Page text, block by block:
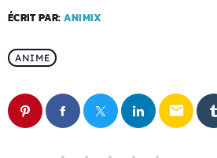
ÉCRIT PAR: ANIMIX
ANIME
email